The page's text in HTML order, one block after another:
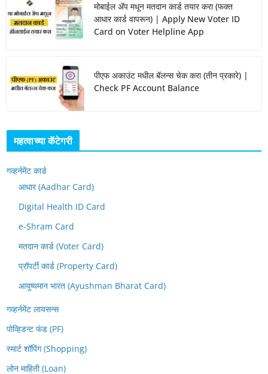
मोबाईल ॲप मधून मतदान कार्ड तयार करा (फक्त
आधार कार्ड वापरून) | Apply New Voter ID
Card on Voter Helpline App
पीएफ अकाउंट मधील बॅलन्स चेक करा (तीन प्रकारे) |
Check PF Account Balance
महत्वाच्या कॅटेगरी
गव्हर्नमेंट कार्ड
आधार (Aadhar Card)
Digital Health ID Card
e-Shram Card
मतदान कार्ड (Voter Card)
प्रॉपर्टी कार्ड (Property Card)
आयुष्यमान भारत (Ayushman Bharat Card)
गव्हर्नमेंट लायसन्स
पोव्हिडन्ट फंड (PF)
स्मार्ट शॉपिंग (Shopping)
लोन माहिती (Loan)